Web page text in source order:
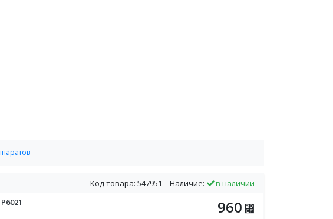
Код товара: 547951 Наличие:
в наличии
960 ⃏